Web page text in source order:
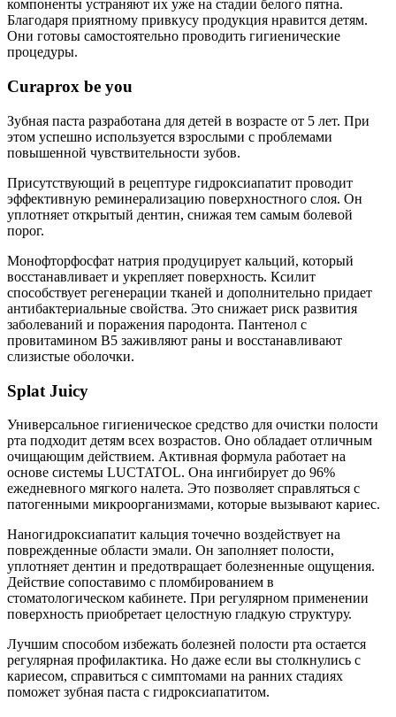
компоненты устраняют их уже на стадии белого пятна.
Благодаря приятному привкусу продукция нравится детям.
Они готовы самостоятельно проводить гигиенические
процедуры.
Curaprox be you
Зубная паста разработана для детей в возрасте от 5 лет. При
этом успешно используется взрослыми с проблемами
повышенной чувствительности зубов.
Присутствующий в рецептуре гидроксиапатит проводит
эффективную реминерализацию поверхностного слоя. Он
уплотняет открытый дентин, снижая тем самым болевой
порог.
Монофторфосфат натрия продуцирует кальций, который
восстанавливает и укрепляет поверхность. Ксилит
способствует регенерации тканей и дополнительно придает
антибактериальные свойства. Это снижает риск развития
заболеваний и поражения пародонта. Пантенол с
провитамином В5 заживляют раны и восстанавливают
слизистые оболочки.
Splat Juicy
Универсальное гигиеническое средство для очистки полости
рта подходит детям всех возрастов. Оно обладает отличным
очищающим действием. Активная формула работает на
основе системы LUCTATOL. Она ингибирует до 96%
ежедневного мягкого налета. Это позволяет справляться с
патогенными микроорганизмами, которые вызывают кариес.
Наногидроксиапатит кальция точечно воздействует на
поврежденные области эмали. Он заполняет полости,
уплотняет дентин и предотвращает болезненные ощущения.
Действие сопоставимо с пломбированием в
стоматологическом кабинете. При регулярном применении
поверхность приобретает целостную гладкую структуру.
Лучшим способом избежать болезней полости рта остается
регулярная профилактика. Но даже если вы столкнулись с
кариесом, справиться с симптомами на ранних стадиях
поможет зубная паста с гидроксиапатитом.